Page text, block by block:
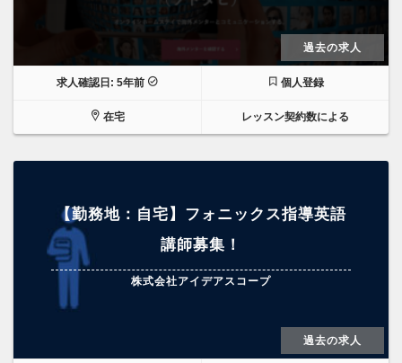
過去の求人
求人確認日: 5年前 個人登録
在宅 レッスン契約数による
【勤務地：自宅】フォニックス指導英語
講師募集！
株式会社アイデアスコープ
過去の求人